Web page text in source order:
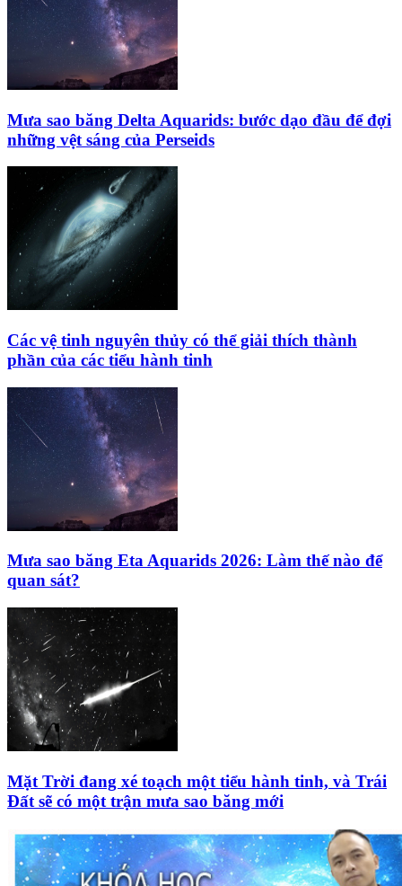
Mưa sao băng Delta Aquarids: bước dạo đầu để đợi
những vệt sáng của Perseids
Các vệ tinh nguyên thủy có thể giải thích thành
phần của các tiểu hành tinh
Mưa sao băng Eta Aquarids 2026: Làm thế nào để
quan sát?
Mặt Trời đang xé toạch một tiểu hành tinh, và Trái
Đất sẽ có một trận mưa sao băng mới